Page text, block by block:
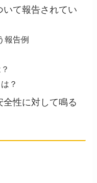
て報告されてい
報告例
？
性に対して鳴る